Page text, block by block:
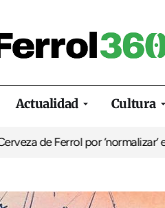
Actualidad Cultura
por ‘normalizar’ el consumo